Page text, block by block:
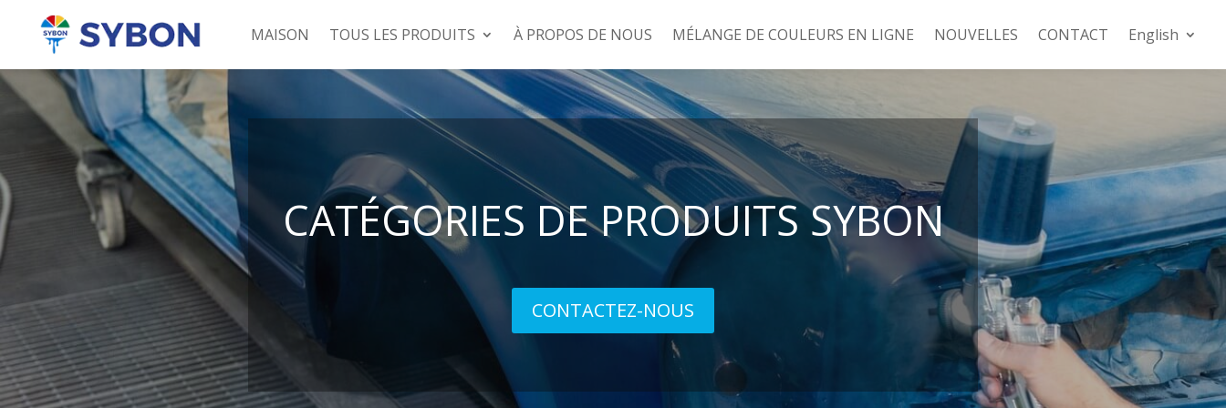
MAISON TOUS LES PRODUITS À PROPOS DE NOUS MÉLANGE DE COULEURS EN LIGNE NOUVELLES CONTACT English
CATÉGORIES DE PRODUITS SYBON
CONTACTEZ-NOUS